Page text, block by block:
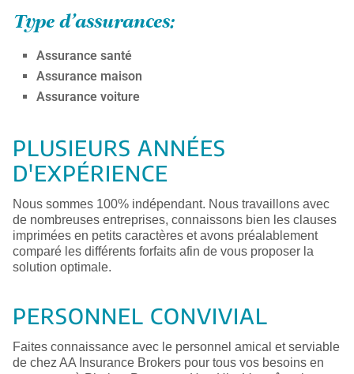
Type d’assurances:
Assurance santé
Assurance maison
Assurance voiture
PLUSIEURS ANNÉES
D'EXPÉRIENCE
Nous sommes 100% indépendant. Nous travaillons avec
de nombreuses entreprises, connaissons bien les clauses
imprimées en petits caractères et avons préalablement
comparé les différents forfaits afin de vous proposer la
solution optimale.
PERSONNEL CONVIVIAL
Faites connaissance avec le personnel amical et serviable
de chez AA Insurance Brokers pour tous vos besoins en